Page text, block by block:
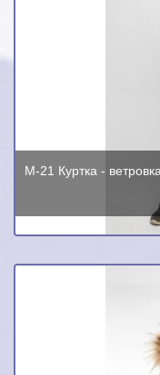
М-21 Куртка -